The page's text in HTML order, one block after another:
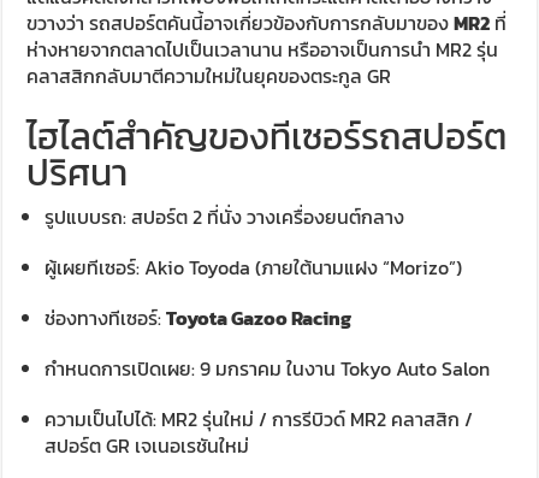
ขวางว่า รถสปอร์ตคันนี้อาจเกี่ยวข้องกับการกลับมาของMR2 ที่
ห่างหายจากตลาดไปเป็นเวลานาน หรืออาจเป็นการนำ MR2 รุ่น
คลาสสิกกลับมาตีความใหม่ในยุคของตระกูล GR
ไฮไลต์สำคัญของทีเซอร์รถสปอร์ต
ปริศนา
รูปแบบรถ: สปอร์ต 2 ที่นั่ง วางเครื่องยนต์กลาง
ผู้เผยทีเซอร์: Akio Toyoda (ภายใต้นามแฝง “Morizo”)
ช่องทางทีเซอร์:Toyota Gazoo Racing
กำหนดการเปิดเผย: 9 มกราคม ในงาน Tokyo Auto Salon
ความเป็นไปได้: MR2 รุ่นใหม่ / การรีบิวด์ MR2 คลาสสิก /
สปอร์ต GR เจเนอเรชันใหม่